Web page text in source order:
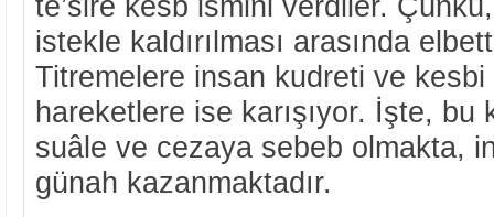
istekle kaldırılması arasında
Titremelere insan kudreti ve kesbi
hareketlere ise karışıyor. İşte, bu
suâle ve cezaya sebeb olmakta,
günah kazanmaktadır.